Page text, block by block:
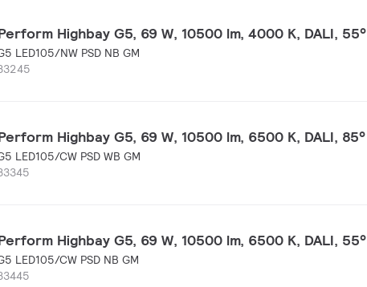
Highbay G5, 69 W, 10500 lm, 4000 K, DALI, 55°
LED105/NW PSD NB GM
Highbay G5, 69 W, 10500 lm, 6500 K, DALI, 85°
LED105/CW PSD WB GM
Highbay G5, 69 W, 10500 lm, 6500 K, DALI, 55°
LED105/CW PSD NB GM